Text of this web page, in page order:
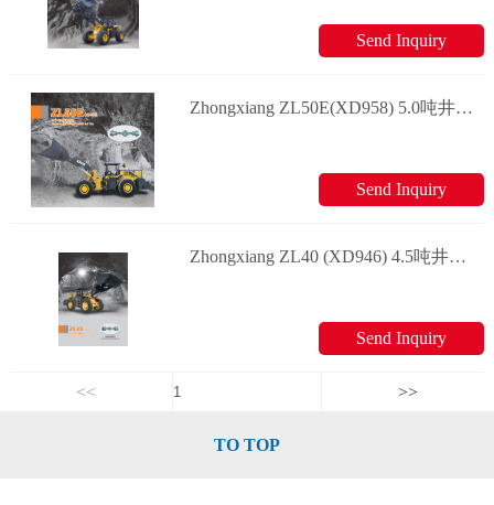
Send Inquiry
Zhongxiang ZL50E(XD958) 5.0吨井下装载机 井下装载机系列
Send Inquiry
Zhongxiang ZL40 (XD946) 4.5吨井下装载机 井下装载机系列
Send Inquiry
<< >>
TO TOP